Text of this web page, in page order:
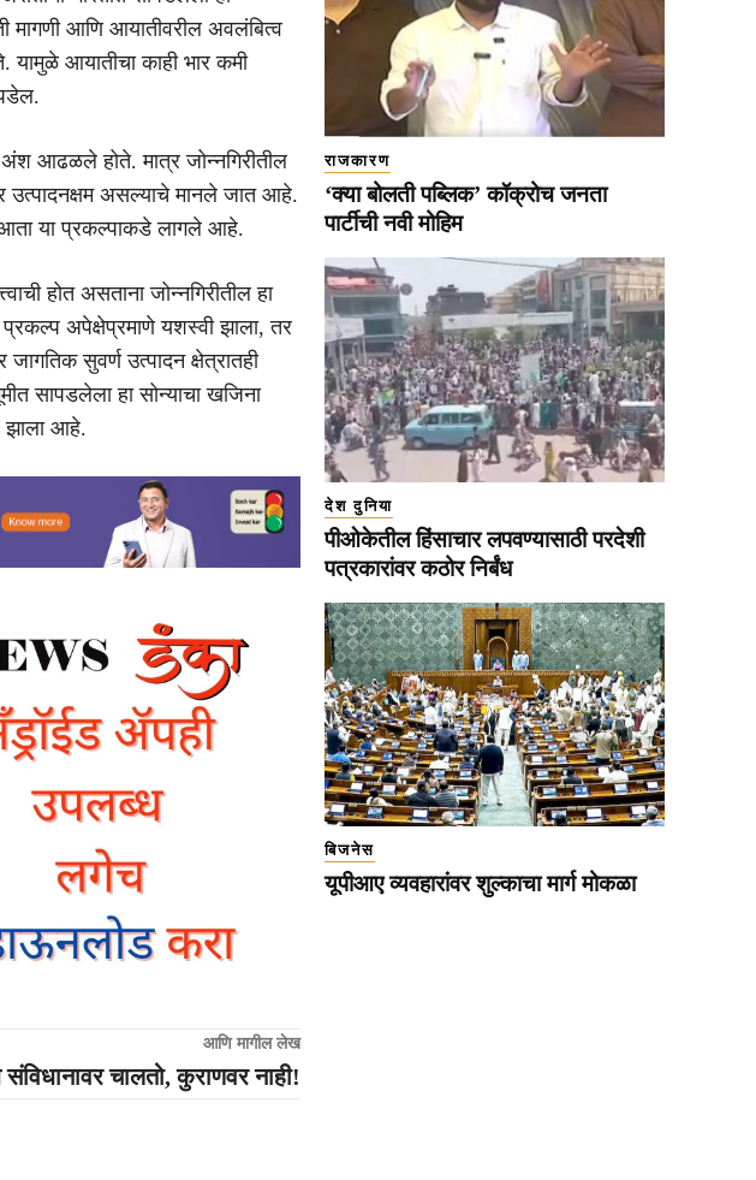
मागणी आणि आयातीवरील अवलंबित्व
यामुळे आयातीचा काही भार कमी
अंश आढळले होते. मात्र जोन्नगिरीतील
उत्पादनक्षम असल्याचे मानले जात आहे.
आता या प्रकल्पाकडे लागले आहे.
होत असताना जोन्नगिरीतील हा
अपेक्षेप्रमाणे यशस्वी झाला, तर
जागतिक सुवर्ण उत्पादन क्षेत्रातही
सापडलेला हा सोन्याचा खजिना
झाला आहे.
आणि मागील लेख
चालतो, कुराणवर नाही!
राजकारण
‘क्या बोलती पब्लिक’ कॉक्रोच जनता
पार्टीची नवी मोहिम
देश दुनिया
पीओकेतील हिंसाचार लपवण्यासाठी परदेशी
पत्रकारांवर कठोर निर्बंध
बिजनेस
यूपीआए व्यवहारांवर शुल्काचा मार्ग मोकळा